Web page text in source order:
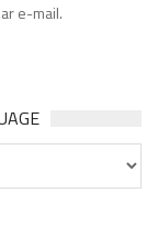
e-mail.